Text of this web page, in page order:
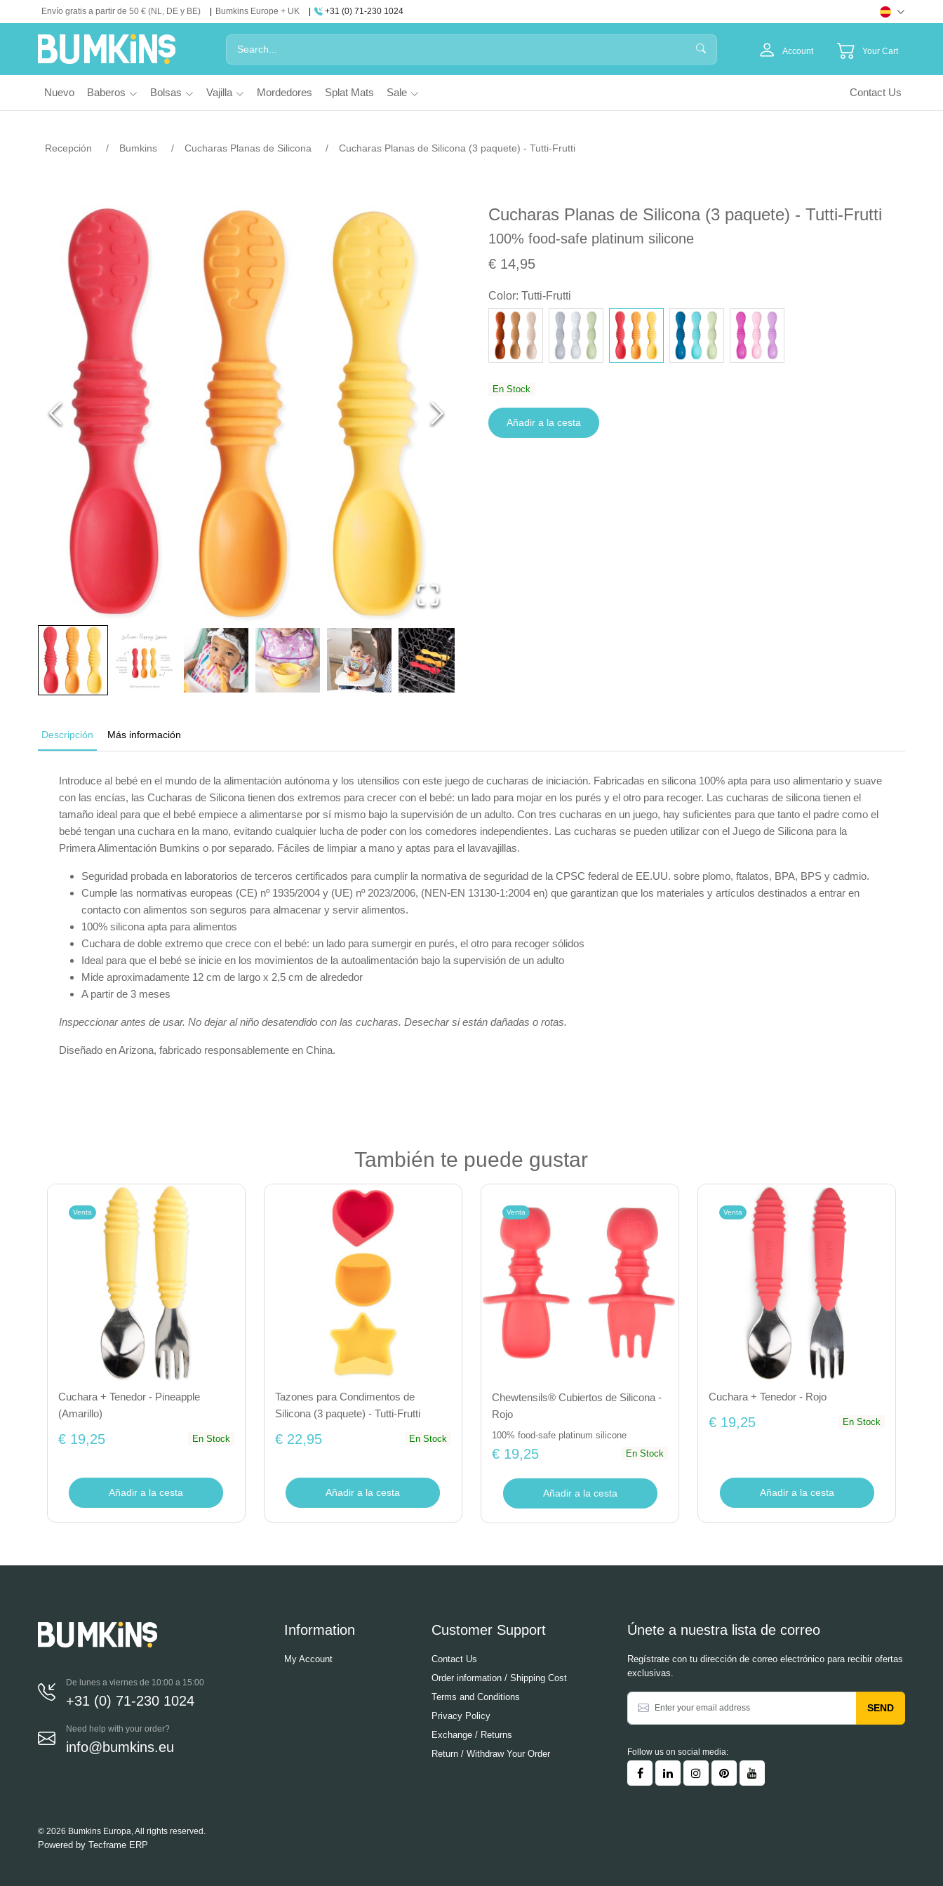
Envío gratis a partir de 50 € (NL, DE y BE) Bumkins Europe + UK +31 (0) 71-230 1024
Account Your Cart
Nuevo Baberos Bolsas Vajilla Mordedores Splat Mats Sale Contact Us
Recepción Bumkins Cucharas Planas de Silicona Cucharas Planas de Silicona (3 paquete) - Tutti-Frutti
Cucharas Planas de Silicona (3 paquete) - Tutti-Frutti
100% food-safe platinum silicone
€ 14,95
Color: Tutti-Frutti
En Stock
Añadir a la cesta
Descripción Más información
Introduce al bebé en el mundo de la alimentación autónoma y los utensilios con este juego de cucharas de iniciación. Fabricadas en silicona 100% apta para uso alimentario y suave
con las encías, las Cucharas de Silicona tienen dos extremos para crecer con el bebé: un lado para mojar en los purés y el otro para recoger. Las cucharas de silicona tienen el
tamaño ideal para que el bebé empiece a alimentarse por sí mismo bajo la supervisión de un adulto. Con tres cucharas en un juego, hay suficientes para que tanto el padre como el
bebé tengan una cuchara en la mano, evitando cualquier lucha de poder con los comedores independientes. Las cucharas se pueden utilizar con el Juego de Silicona para la
Primera Alimentación Bumkins o por separado. Fáciles de limpiar a mano y aptas para el lavavajillas.
Seguridad probada en laboratorios de terceros certificados para cumplir la normativa de seguridad de la CPSC federal de EE.UU. sobre plomo, ftalatos, BPA, BPS y cadmio.
Cumple las normativas europeas (CE) nº 1935/2004 y (UE) nº 2023/2006, (NEN-EN 13130-1:2004 en) que garantizan que los materiales y artículos destinados a entrar en
contacto con alimentos son seguros para almacenar y servir alimentos.
100% silicona apta para alimentos
Cuchara de doble extremo que crece con el bebé: un lado para sumergir en purés, el otro para recoger sólidos
Ideal para que el bebé se inicie en los movimientos de la autoalimentación bajo la supervisión de un adulto
Mide aproximadamente 12 cm de largo x 2,5 cm de alrededor
A partir de 3 meses
Inspeccionar antes de usar. No dejar al niño desatendido con las cucharas. Desechar si están dañadas o rotas.
Diseñado en Arizona, fabricado responsablemente en China.
También te puede gustar
Venta
Cuchara + Tenedor - Pineapple
(Amarillo)
€ 19,25 En Stock
Añadir a la cesta
Tazones para Condimentos de
Silicona (3 paquete) - Tutti-Frutti
€ 22,95 En Stock
Añadir a la cesta
Venta
Chewtensils® Cubiertos de Silicona -
Rojo
100% food-safe platinum silicone
€ 19,25 En Stock
Añadir a la cesta
Venta
Cuchara + Tenedor - Rojo
€ 19,25 En Stock
Añadir a la cesta
De lunes a viernes de 10:00 a 15:00
+31 (0) 71-230 1024
Need help with your order?
info@bumkins.eu
Information
My Account
Customer Support
Contact Us
Order information / Shipping Cost
Terms and Conditions
Privacy Policy
Exchange / Returns
Return / Withdraw Your Order
Únete a nuestra lista de correo
Regístrate con tu dirección de correo electrónico para recibir ofertas
exclusivas.
SEND
Follow us on social media:
© 2026 Bumkins Europa, All rights reserved.
Powered by Tecframe ERP